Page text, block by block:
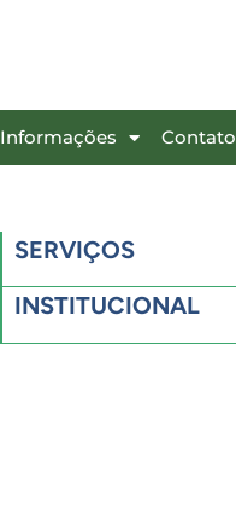
Informações Contato
SERVIÇOS
INSTITUCIONAL